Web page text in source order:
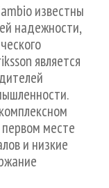
известны
надежности,
является
месте
и низкие